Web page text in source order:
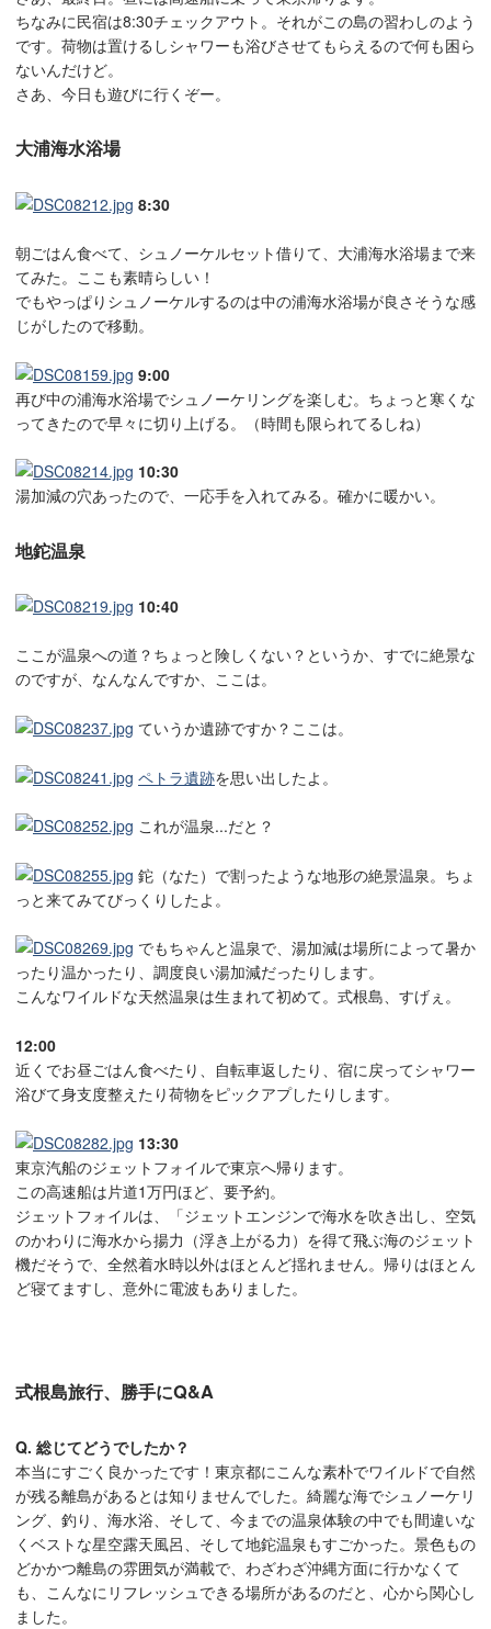
ちなみに民宿は8:30チェックアウト。それがこの島の習わしのよう
です。荷物は置けるしシャワーも浴びさせてもらえるので何も困ら
ないんだけど。
さあ、今日も遊びに行くぞー。
大浦海水浴場
8:30
朝ごはん食べて、シュノーケルセット借りて、大浦海水浴場まで来
てみた。ここも素晴らしい！
でもやっぱりシュノーケルするのは中の浦海水浴場が良さそうな感
じがしたので移動。
9:00
再び中の浦海水浴場でシュノーケリングを楽しむ。ちょっと寒くな
ってきたので早々に切り上げる。（時間も限られてるしね）
10:30
湯加減の穴あったので、一応手を入れてみる。確かに暖かい。
地鉈温泉
10:40
ここが温泉への道？ちょっと険しくない？というか、すでに絶景な
のですが、なんなんですか、ここは。
ていうか遺跡ですか？ここは。
ペトラ遺跡を思い出したよ。
これが温泉...だと？
鉈（なた）で割ったような地形の絶景温泉。ちょ
っと来てみてびっくりしたよ。
でもちゃんと温泉で、湯加減は場所によって暑か
ったり温かったり、調度良い湯加減だったりします。
こんなワイルドな天然温泉は生まれて初めて。式根島、すげぇ。
12:00
近くでお昼ごはん食べたり、自転車返したり、宿に戻ってシャワー
浴びて身支度整えたり荷物をピックアプしたりします。
13:30
東京汽船のジェットフォイルで東京へ帰ります。
この高速船は片道1万円ほど、要予約。
ジェットフォイルは、「ジェットエンジンで海水を吹き出し、空気
のかわりに海水から揚力（浮き上がる力）を得て飛ぶ海のジェット
機だそうで、全然着水時以外はほとんど揺れません。帰りはほとん
ど寝てますし、意外に電波もありました。
式根島旅行、勝手にQ&A
Q. 総じてどうでしたか？
本当にすごく良かったです！東京都にこんな素朴でワイルドで自然
が残る離島があるとは知りませんでした。綺麗な海でシュノーケリ
ング、釣り、海水浴、そして、今までの温泉体験の中でも間違いな
くベストな星空露天風呂、そして地鉈温泉もすごかった。景色もの
どかかつ離島の雰囲気が満載で、わざわざ沖縄方面に行かなくて
も、こんなにリフレッシュできる場所があるのだと、心から関心し
ました。